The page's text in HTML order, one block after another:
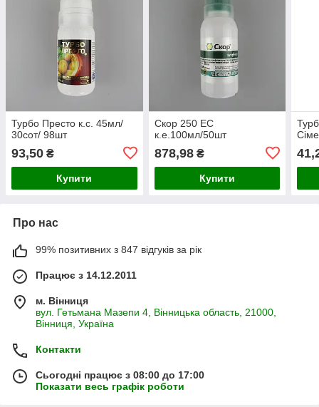
Турбо Престо к.с. 45мл/
30сот/ 98шт
93,50 ₴
Купити
Скор 250 ЕС
к.е.100мл/50шт
878,98₴
Купити
Про нас
99% позитивних з 847 відгуків за рік
Працює з 14.12.2011
м. Вінниця
вул. Гетьмана Мазепи 4, Вінницька область, 21000,
Вінниця, Україна
Контакти
Сьогодні працює з 08:00 до 17:00
Показати весь графік роботи